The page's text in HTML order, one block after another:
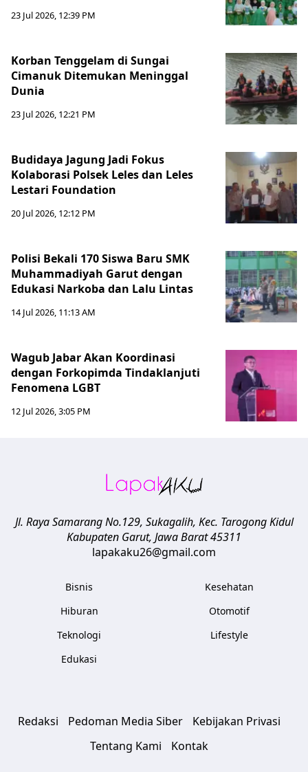
23 Jul 2026, 12:39 PM
Korban Tenggelam di Sungai
Cimanuk Ditemukan Meninggal
Dunia
23 Jul 2026, 12:21 PM
Budidaya Jagung Jadi Fokus
Kolaborasi Polsek Leles dan Leles
Lestari Foundation
20 Jul 2026, 12:12 PM
Polisi Bekali 170 Siswa Baru SMK
Muhammadiyah Garut dengan
Edukasi Narkoba dan Lalu Lintas
14 Jul 2026, 11:13 AM
Wagub Jabar Akan Koordinasi
dengan Forkopimda Tindaklanjuti
Fenomena LGBT
12 Jul 2026, 3:05 PM
Jl. Raya Samarang No.129, Sukagalih, Kec. Tarogong Kidul
Kabupaten Garut, Jawa Barat45311
lapakaku26@gmail.com
Bisnis
Hiburan
Teknologi
Edukasi
Kesehatan
Otomotif
Lifestyle
Redaksi Pedoman Media Siber
Kebijakan Privasi
Tentang Kami
Kontak